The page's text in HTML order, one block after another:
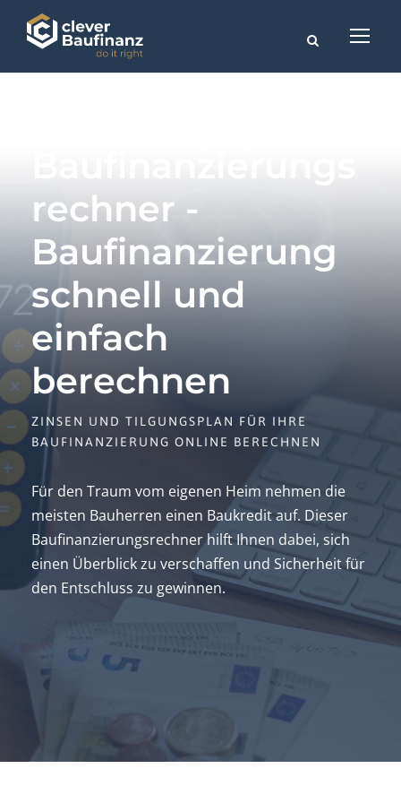
rechner -
Baufinanzierung
schnell und
einfach
berechnen
ZINSEN UND TILGUNGSPLAN FÜR IHRE
BAUFINANZIERUNG ONLINE BERECHNEN
Für den Traum vom eigenen Heim nehmen die
meisten Bauherren einen Baukredit auf. Dieser
Baufinanzierungsrechner hilft Ihnen dabei, sich
einen Überblick zu verschaffen und Sicherheit für
den Entschluss zu gewinnen.